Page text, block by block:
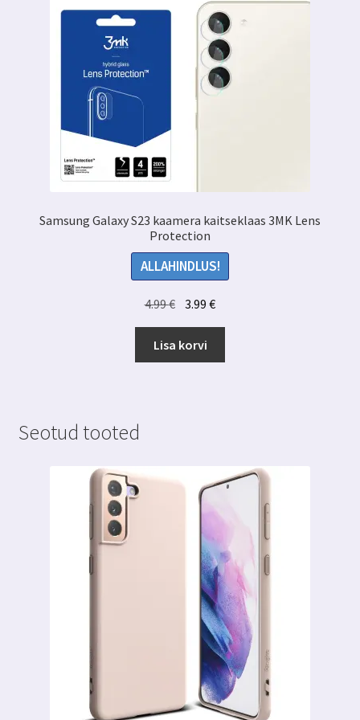
Samsung Galaxy S23 kaamera kaitseklaas 3MK Lens
Protection
ALLAHINDLUS!
4.99€ Algne
oli:
4.99 €.
3.99€Praegune
3.99 €.
Lisa korvi
Seotud tooted